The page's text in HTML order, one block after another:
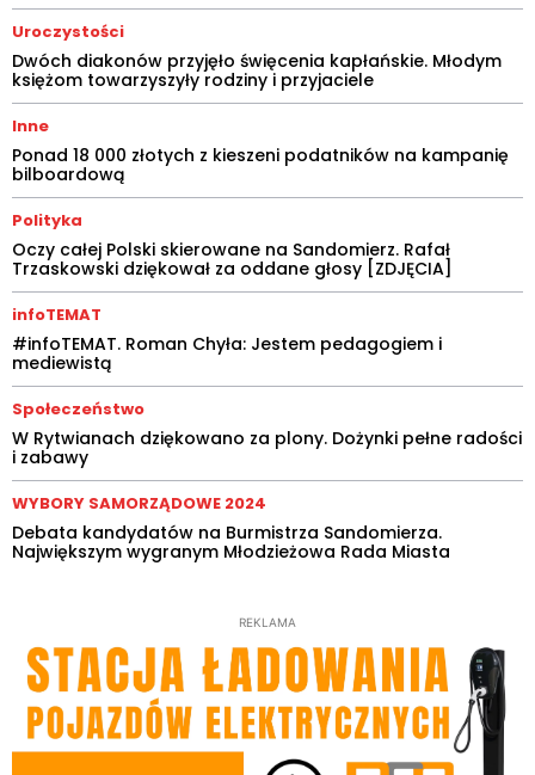
Uroczystości
Dwóch diakonów przyjęło święcenia kapłańskie. Młodym
księżom towarzyszyły rodziny i przyjaciele
Inne
Ponad 18 000 złotych z kieszeni podatników na kampanię
bilboardową
Polityka
Oczy całej Polski skierowane na Sandomierz. Rafał
Trzaskowski dziękował za oddane głosy [ZDJĘCIA]
infoTEMAT
#infoTEMAT. Roman Chyła: Jestem pedagogiem i
mediewistą
Społeczeństwo
W Rytwianach dziękowano za plony. Dożynki pełne radości
i zabawy
WYBORY SAMORZĄDOWE 2024
Debata kandydatów na Burmistrza Sandomierza.
Największym wygranym Młodzieżowa Rada Miasta
REKLAMA